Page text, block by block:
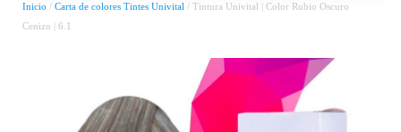
Inicio / Carta de colores Tintes Univital / Tintura Univital | Color Rubio Oscuro
Cenizo | 6.1